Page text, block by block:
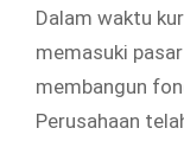
Dalam waktu
memasuki
membangun
Perusahaan